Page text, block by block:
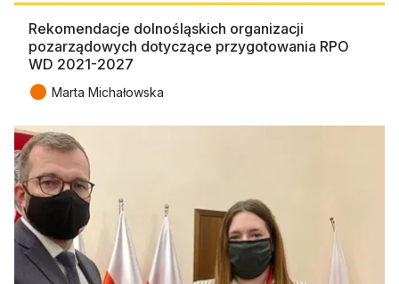
Rekomendacje dolnośląskich organizacji
pozarządowych dotyczące przygotowania RPO
WD 2021-2027
● Marta Michałowska